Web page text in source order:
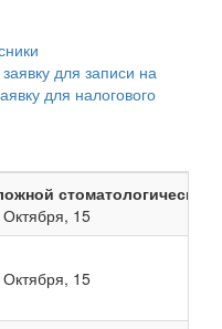
для записи на
для налогового
15
15